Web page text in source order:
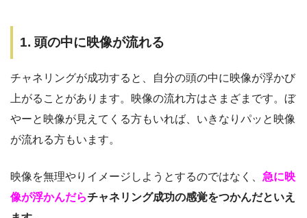
1. 頭の中に映像が流れる
チャネリングが成功すると、自分の頭の中に映像が浮かび
上がることがあります。映像の流れ方はさまざまです。ぼ
やーと映像が見えてくる方もいれば、いきなりパッと映像
が流れる方もいます。
映像を無理やりイメージしようとするのではなく、 急に映
像が浮かんだらチャネリング成功の感覚をつかんだといえ